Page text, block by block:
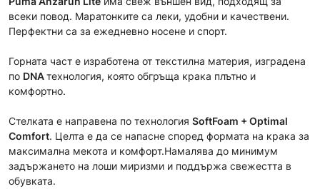
всеки повод. Маратонките са леки, удобни и качествени.
Перфектни са за ежедневно носене и спорт.
Горната част е изработена от текстилна материя, изградена
по DNAтехнология, която обгръща крака плътно и
комфортно.
Стелката е направена по технология SoftFoam + Optimal
Comfort. Целта е да се напасне според формата на крака за
максимална мекота и комфорт.Намалява до минимум
задържането на лоши миризми и поддържа свежестта в
обувката.